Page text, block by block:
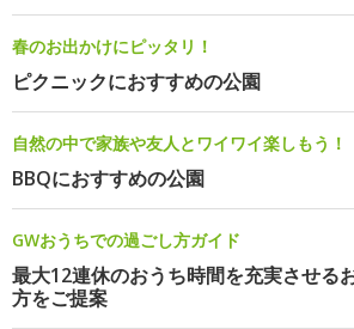
春のお出かけにピッタリ！
ピクニックにおすすめの公園
自然の中で家族や友人とワイワイ楽しもう！
BBQにおすすめの公園
GWおうちでの過ごし方ガイド
最大12連休のおうち時間を充実させる
方をご提案